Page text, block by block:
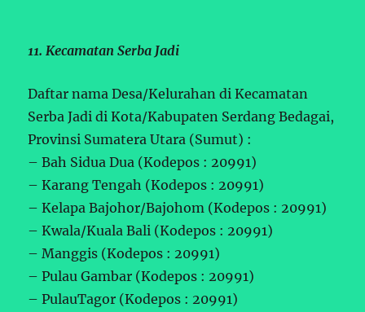
11. Kecamatan Serba Jadi
Daftar nama Desa/Kelurahan di Kecamatan
Serba Jadi di Kota/Kabupaten Serdang Bedagai,
Provinsi Sumatera Utara (Sumut) :
– Bah Sidua Dua (Kodepos : 20991)
– Karang Tengah (Kodepos : 20991)
– Kelapa Bajohor/Bajohom (Kodepos : 20991)
– Kwala/Kuala Bali (Kodepos : 20991)
– Manggis (Kodepos : 20991)
– Pulau Gambar (Kodepos : 20991)
– PulauTagor (Kodepos : 20991)